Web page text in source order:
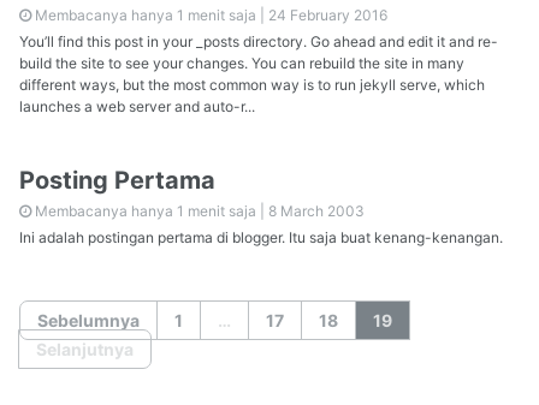
Membacanya hanya 1 menit saja | 24 February 2016
You’ll find this post in your _posts directory. Go ahead and edit it and re-
build the site to see your changes. You can rebuild the site in many
different ways, but the most common way is to run jekyll serve, which
launches a web server and auto-r...
Posting Pertama
Membacanya hanya 1 menit saja | 8 March 2003
Ini adalah postingan pertama di blogger. Itu saja buat kenang-kenangan.
Sebelumnya 1 … 17 18
19
Selanjutnya